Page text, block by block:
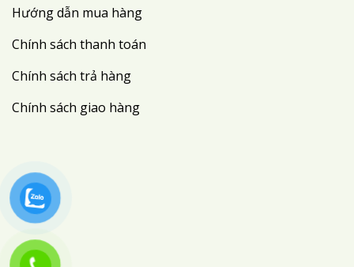
Hướng dẫn mua hàng
Chính sách thanh toán
Chính sách trả hàng
Chính sách giao hàng